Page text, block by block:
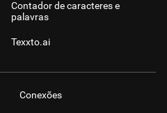
Contador de caracteres e
palavras
Texxto.ai
Conexões